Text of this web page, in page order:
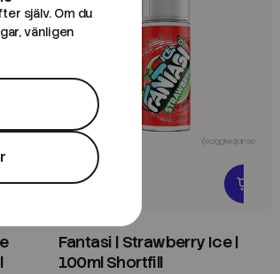
Fantasi | Strawberry Ice |
100ml Shortfill
själv. Om du
vänligen